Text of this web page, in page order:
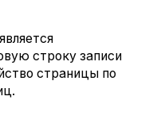
строку записи
страницы по